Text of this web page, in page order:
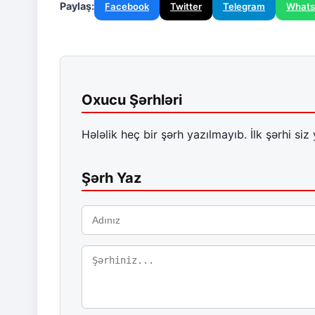
Paylaş: Facebook Twitter Telegram
Oxucu Şərhləri
Hələlik heç bir şərh yazılmayıb. İlk şərhi siz
Şərh Yaz